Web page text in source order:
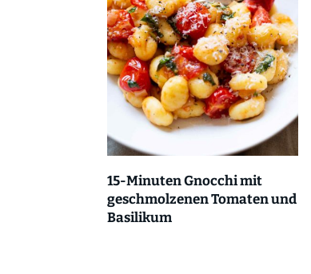
15-Minuten Gnocchi mit
geschmolzenen Tomaten und
Basilikum